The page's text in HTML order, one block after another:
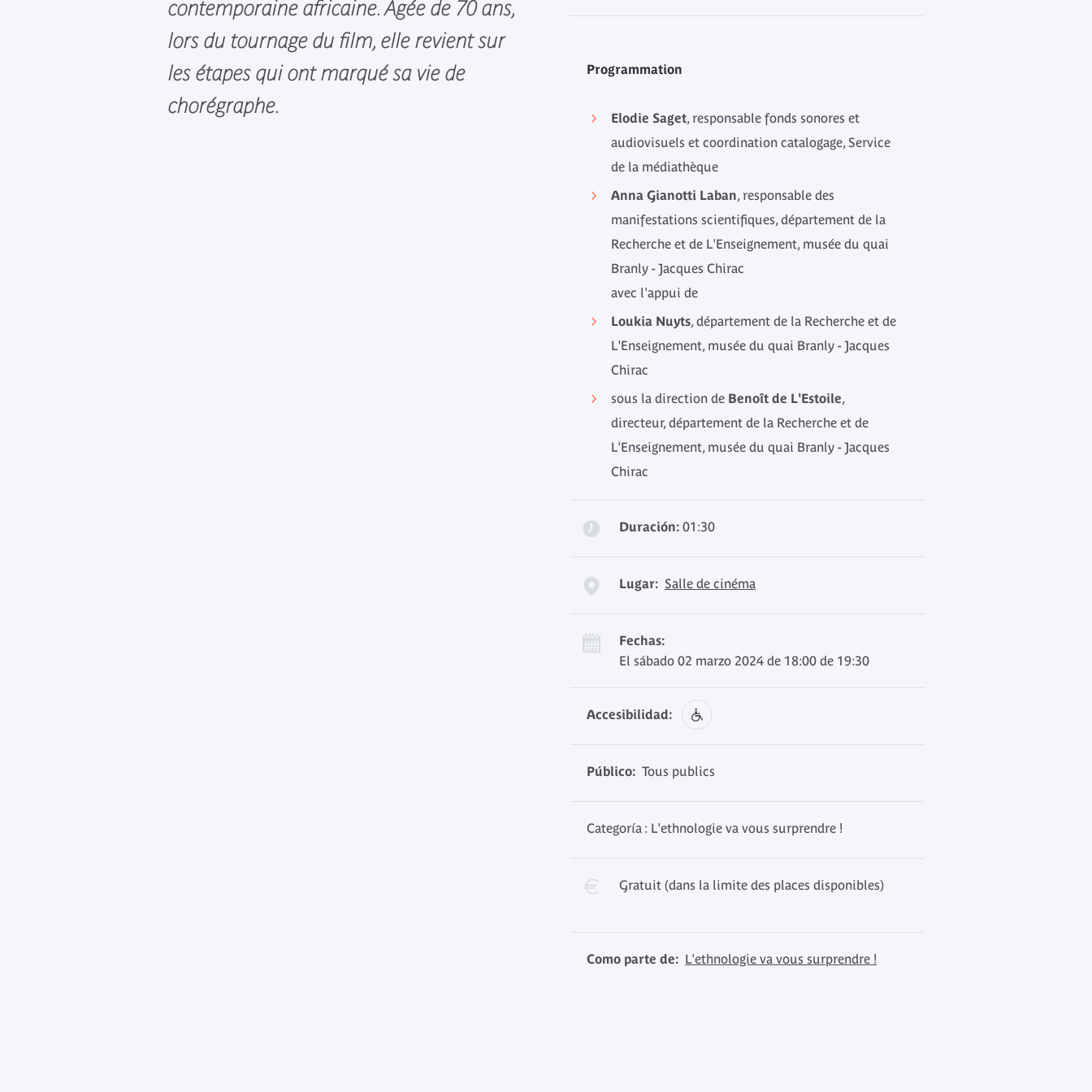
contemporaine africaine. Agée de 70 ans,
lors du tournage du film, elle revient sur
les étapes qui ont marqué sa vie de
chorégraphe.
Programmation
Elodie Saget, responsable fonds sonores et
audiovisuels et coordination catalogage, Service
de la médiathèque
Anna Gianotti Laban, responsable des
manifestations scientifiques, département de la
Recherche et de L'Enseignement, musée du quai
Branly - Jacques Chirac
avec l'appui de
Loukia Nuyts, département de la Recherche et de
L'Enseignement, musée du quai Branly - Jacques
Chirac
sous la direction de Benoît de L'Estoile,
directeur, département de la Recherche et de
L'Enseignement, musée du quai Branly - Jacques
Chirac
Duración: 01:30
Lugar: Salle de cinéma
Fechas:
El sábado 02 marzo 2024 de 18:00 de 19:30
Accesibilidad:
Público: Tous publics
Categoría : L'ethnologie va vous surprendre !
Gratuit (dans la limite des places disponibles)
Como parte de: L'ethnologie va vous surprendre !